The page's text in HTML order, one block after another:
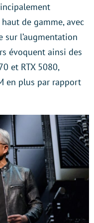
de gamme, avec
l’augmentation
évoquent ainsi des
et RTX 5080,
en plus par rapport